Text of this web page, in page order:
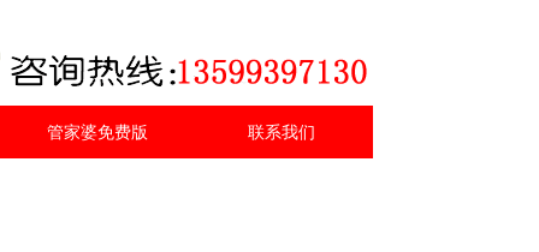
管家婆免费版 联系我们